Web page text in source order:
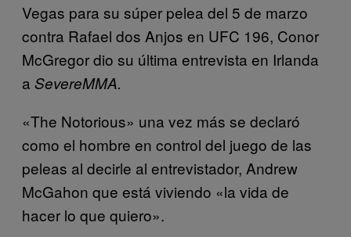
Vegas para su súper pelea del 5 de marzo
contra Rafael dos Anjos en UFC 196, Conor
McGregor dio su última entrevista en Irlanda
a SevereMMA.
«The Notorious» una vez más se declaró
como el hombre en control del juego de las
peleas al decirle al entrevistador, Andrew
McGahon que está viviendo «la vida de
hacer lo que quiero».